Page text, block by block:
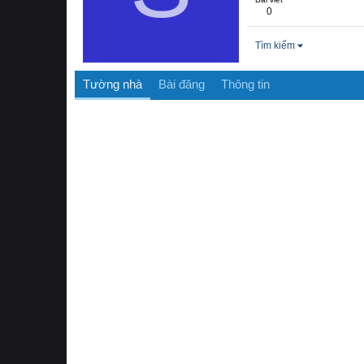
0
Tìm kiếm
Tường nhà Bài đăng Thông tin